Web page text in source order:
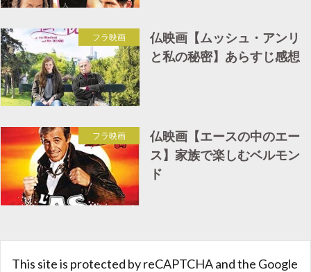
フラ映画
仏映画【ムッシュ・アンリ
と私の秘密】あらすじ感想
フラ映画
仏映画【エースの中のエー
ス】家族で楽しむベルモン
ド
This site is protected by reCAPTCHA and the Google